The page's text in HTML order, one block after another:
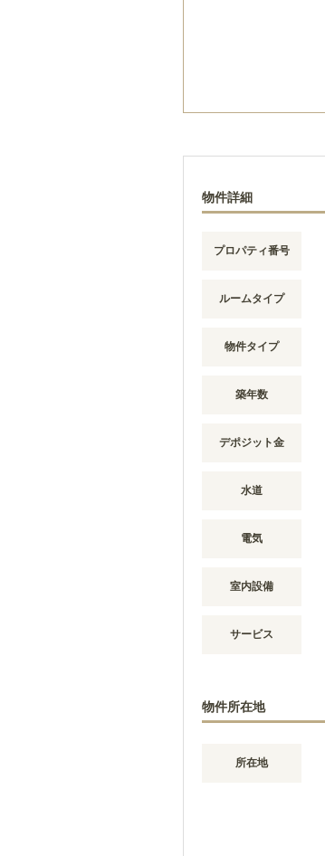
物件詳細
プロパティ番号
ルームタイプ
物件タイプ
築年数
デポジット金
水道
電気
室内設備
サービス
物件所在地
所在地